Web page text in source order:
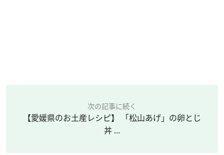
次の記事に続く
【愛媛県のお土産レシピ】 「松山あげ」の卵とじ
丼 ...